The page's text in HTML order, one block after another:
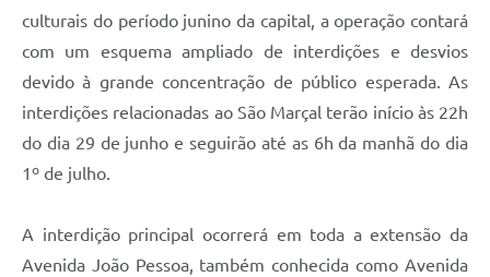
culturais do período junino da capital, a operação contará
com um esquema ampliado de interdições e desvios
devido à grande concentração de público esperada. As
interdições relacionadas ao São Marçal terão início às 22h
do dia 29 de junho e seguirão até as 6h da manhã do dia
1º de julho.
A interdição principal ocorrerá em toda a extensão da
Avenida João Pessoa, também conhecida como Avenida